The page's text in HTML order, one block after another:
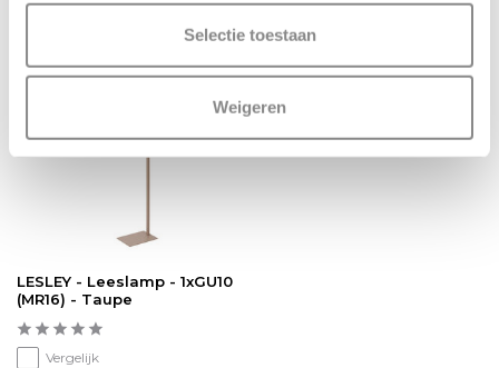
Selectie toestaan
Weigeren
sale 15%
LESLEY - Leeslamp - 1xGU10
(MR16) - Taupe
Vergelijk